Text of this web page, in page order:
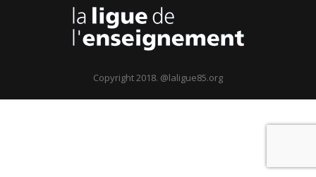
Copyright 2018. @laligue85.org